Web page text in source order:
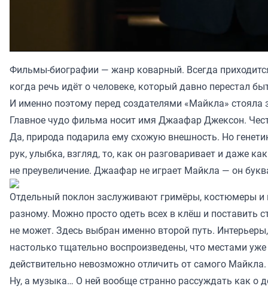
Фильмы-биографии — жанр коварный. Всегда
когда речь идёт о человеке, который давно перестал
И именно поэтому перед создателями «Майкла»
Главное чудо фильма носит имя Джаафар Джексон.
Да, природа подарила ему схожую внешность. Но
рук, улыбка, взгляд, то, как он разговаривает и даже
не преувеличение. Джаафар не играет Майкла — он
Отдельный поклон заслуживают гримёры, костюмеры и
разному. Можно просто одеть всех в клёш и
не может. Здесь выбран именно второй путь.
настолько тщательно воспроизведены, что местами
действительно невозможно отличить от самого Майкла.
Ну, а музыка… О ней вообще странно рассуждать как о